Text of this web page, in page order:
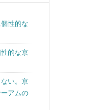
性的な
性的な京
い。京
アムの